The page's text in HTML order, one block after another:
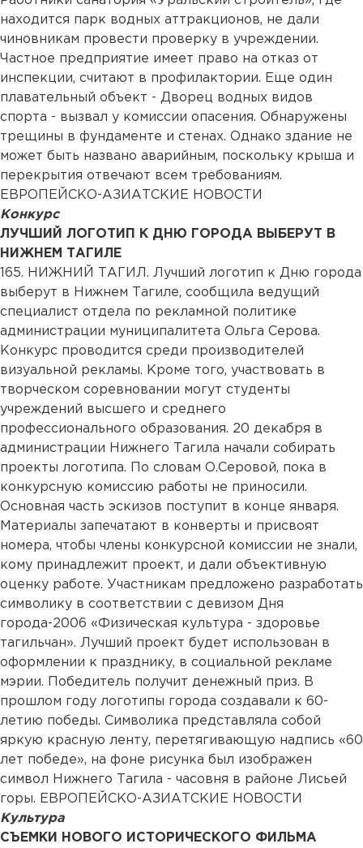
находится парк водных аттракционов, не дали
чиновникам провести проверку в учреждении.
Частное предприятие имеет право на отказ от
инспекции, считают в профилактории. Еще один
плавательный объект - Дворец водных видов
спорта - вызвал у комиссии опасения. Обнаружены
трещины в фундаменте и стенах. Однако здание не
может быть названо аварийным, поскольку крыша и
перекрытия отвечают всем требованиям.
ЕВРОПЕЙСКО-АЗИАТСКИЕ НОВОСТИ
Конкурс
ЛУЧШИЙ ЛОГОТИП К ДНЮ ГОРОДА ВЫБЕРУТ В
НИЖНЕМ ТАГИЛЕ
165. НИЖНИЙ ТАГИЛ. Лучший логотип к Дню города
выберут в Нижнем Тагиле, сообщила ведущий
специалист отдела по рекламной политике
администрации муниципалитета Ольга Серова.
Конкурс проводится среди производителей
визуальной рекламы. Кроме того, участвовать в
творческом соревновании могут студенты
учреждений высшего и среднего
профессионального образования. 20 декабря в
администрации Нижнего Тагила начали собирать
проекты логотипа. По словам О.Серовой, пока в
конкурсную комиссию работы не приносили.
Основная часть эскизов поступит в конце января.
Материалы запечатают в конверты и присвоят
номера, чтобы члены конкурсной комиссии не знали,
кому принадлежит проект, и дали объективную
оценку работе. Участникам предложено разработать
символику в соответствии с девизом Дня
города-2006 «Физическая культура - здоровье
тагильчан». Лучший проект будет использован в
оформлении к празднику, в социальной рекламе
мэрии. Победитель получит денежный приз. В
прошлом году логотипы города создавали к 60-
летию победы. Символика представляла собой
яркую красную ленту, перетягивающую надпись «60
лет победе», на фоне рисунка был изображен
символ Нижнего Тагила - часовня в районе Лисьей
горы. ЕВРОПЕЙСКО-АЗИАТСКИЕ НОВОСТИ
Культура
СЪЕМКИ НОВОГО ИСТОРИЧЕСКОГО ФИЛЬМА